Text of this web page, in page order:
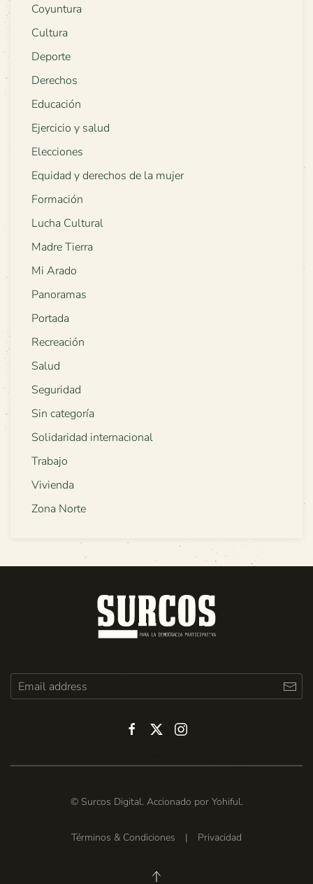
Coyuntura
Cultura
Deporte
Derechos
Educación
Ejercicio y salud
Elecciones
Equidad y derechos de la mujer
Formación
Lucha Cultural
Madre Tierra
Mi Arado
Panoramas
Portada
Recreación
Salud
Seguridad
Sin categoría
Solidaridad internacional
Trabajo
Vivienda
Zona Norte
© Surcos Digital. Accionado por Yohiful.
Términos & Condiciones | Privacidad